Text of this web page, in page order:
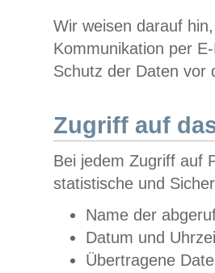
Wir weisen darauf
Kommunikation per
Schutz der Daten vor
Zugriff auf
Bei jedem Zugriff auf
statistische und
Name der
Datum und
Übertragene